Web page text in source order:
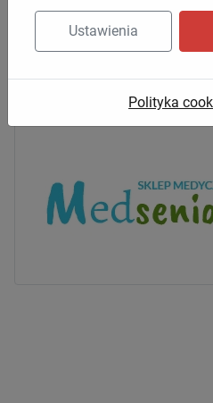
8 9
Zaufali Nam między innymi:
Ustawienia
Polityka